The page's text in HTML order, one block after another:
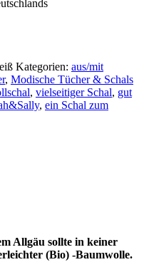
Kategorien: aus/mit
, Modische Tücher & Schals
, vielseitiger Schal, gut
, ein Schal zum
Allgäu sollte in keiner
(Bio) -Baumwolle.